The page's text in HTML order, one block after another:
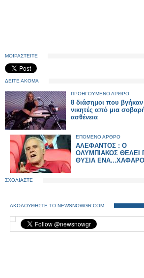
ΜΟΙΡΑΣΤΕΙΤΕ
ΔΕΙΤΕ ΑΚΟΜΑ
ΠΡΟΗΓΟΥΜΕΝΟ ΑΡΘΡΟ
8 διάσημοι που βγήκαν
νικητές από μια
ασθένεια
ΕΠΟΜΕΝΟ ΑΡΘΡΟ
ΑΛΕΦΑΝΤΟΣ : Ο
ΟΛΥΜΠΙΑΚΟΣ ΘΕΛΕΙ
ΘΥΣΙΑ
ΣΧΟΛΙΑΣΤΕ
ΑΚΟΛΟΥΘΗΣΤΕ ΤΟ NEWSNOWGR.COM